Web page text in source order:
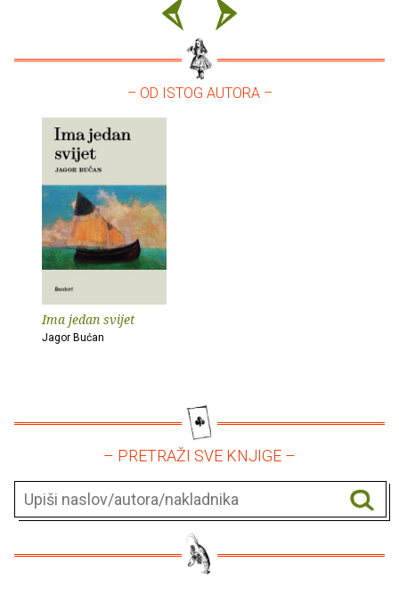
– OD ISTOG AUTORA –
Ima jedan svijet
Jagor Bućan
– PRETRAŽI SVE KNJIGE –